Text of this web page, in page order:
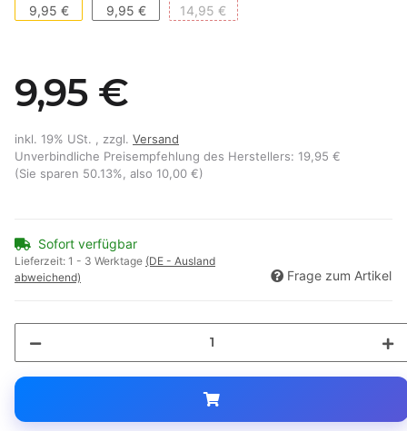
Schwarz
9,95 € Silber
9,95 € Gold
14,95 €
9,95 €
inkl. 19% USt. , zzgl. Versand
Unverbindliche Preisempfehlung des Herstellers: 19,95 €
(Sie sparen 50.13% , also 10,00 €)
Sofort verfügbar
Lieferzeit: 1 - 3 Werktage (DE - Ausland
abweichend)
Frage zum Artikel